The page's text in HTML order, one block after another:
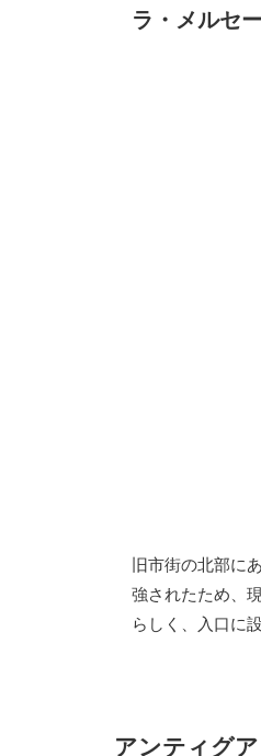
ラ・メルセ
旧市街の北部に
強されたため、
らしく、入口に
アンティグ